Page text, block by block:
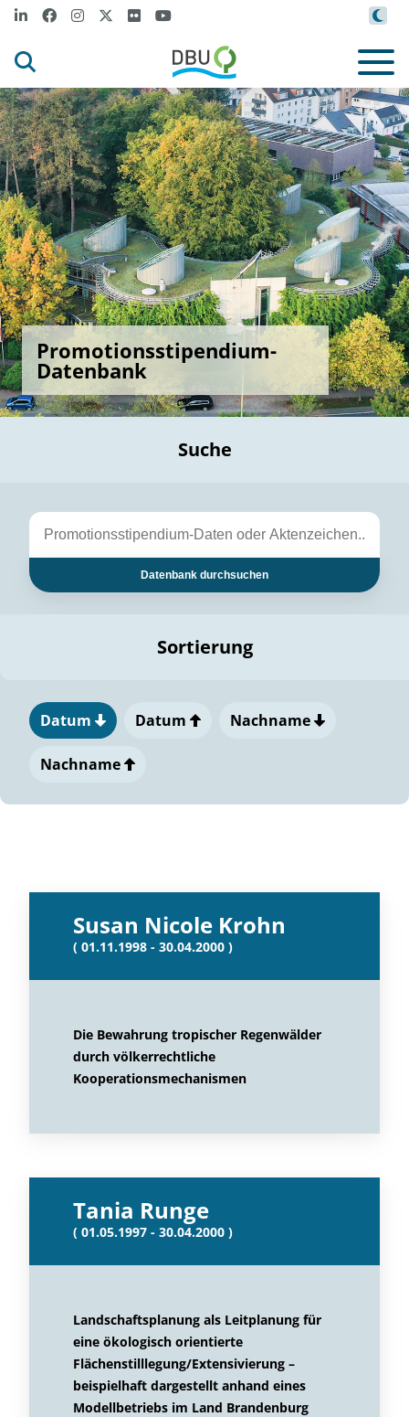
Promotionsstipendium-
Datenbank
Suche
Datenbank durchsuchen
Sortierung
Datum Datum Nachname
Nachname
Susan Nicole Krohn
( 01.11.1998 - 30.04.2000 )
Die Bewahrung tropischer Regenwälder
durch völkerrechtliche
Kooperationsmechanismen
Tania Runge
( 01.05.1997 - 30.04.2000 )
Landschaftsplanung als Leitplanung für
eine ökologisch orientierte
Flächenstilllegung/Extensivierung –
beispielhaft dargestellt anhand eines
Modellbetriebs im Land Brandenburg